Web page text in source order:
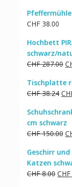
war:
CHF 38.00
Hochbett
schwarz/
CHF287.00
Tischplatte
CHF38.24
cm schwarz
CHF150.00
Geschirr
Katzen
CHF8.00 CHF